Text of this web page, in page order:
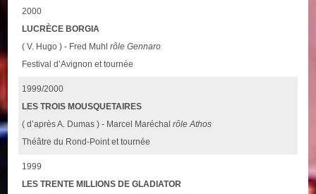
2000
LUCRÈCE BORGIA
( V. Hugo ) - Fred Muhlrôle Gennaro
Festival d’Avignon et tournée
1999/2000
LES TROIS MOUSQUETAIRES
( d’après A. Dumas ) - Marcel Maréchalrôle Athos
Théâtre du Rond-Point et tournée
1999
LES TRENTE MILLIONS DE GLADIATOR